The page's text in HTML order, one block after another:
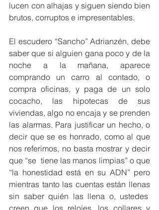
lucen con alhajas y siguen siendo bien
brutos, corruptos e impresentables.
El escudero “Sancho” Adrianzén, debe
saber que si alguien gana poco y de la
noche a la mañana, aparece
comprando un carro al contado, o
compra oficinas, y paga de un solo
cocacho, las hipotecas de sus
viviendas, algo no encaja y se prenden
las alarmas. Para justificar un hecho, o
decir que se es honrado, como al que
nos referimos, no basta mostrar y decir
que “se  tiene las manos limpias” o que
“la honestidad está en su ADN” pero
mientras tanto las cuentas están llenas
sin saber quién las llena o, ustedes
creen que los relojes, los collares y